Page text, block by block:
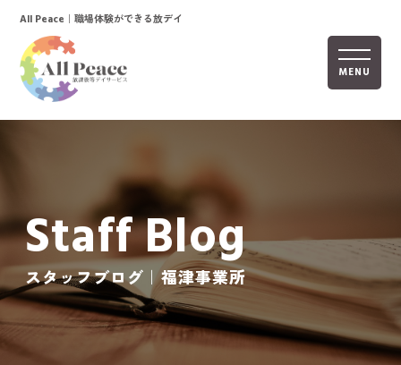
MENU
ホーム
活動内容
ご利用までの流れ
採用情報
All Peace ｜職場体験ができる放デイ
Staff Blog
スタッフブログ｜福津事業所